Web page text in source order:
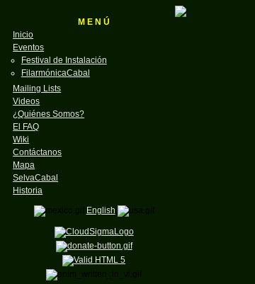
M E N Ú
Inicio
Eventos
Festival de Instalación
FilarmónicaCabal
Mailing Lists
Videos
¿Quiénes Somos?
El FAQ
Wiki
Contáctanos
Mapa
SelvaCabal
Historia
English